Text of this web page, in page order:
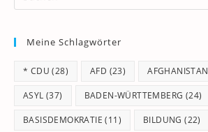
Meine Schlagwörter
* CDU (28) AFD (23) AFGHANISTAN
ASYL (37) BADEN-WÜRTTEMBERG (24)
BASISDEMOKRATIE (11) BILDUNG (22)